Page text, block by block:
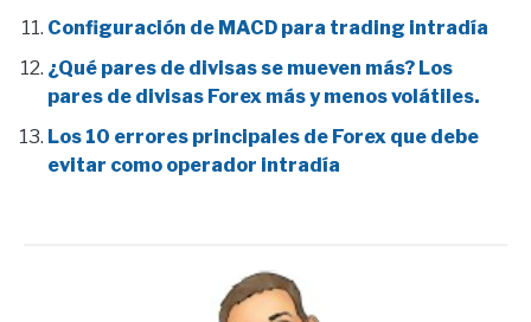
Configuración de MACD para trading intradía
¿Qué pares de divisas se mueven más? Los
pares de divisas Forex más y menos volátiles.
Los 10 errores principales de Forex que debe
evitar como operador intradía